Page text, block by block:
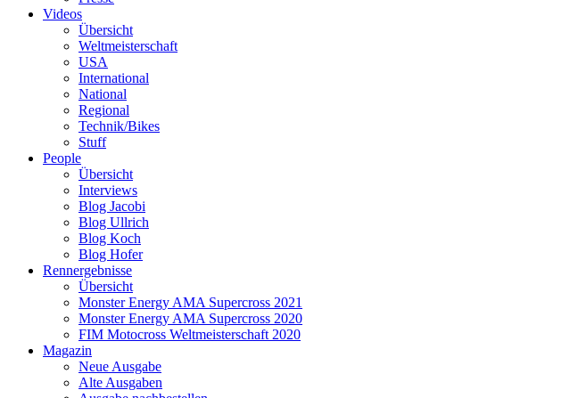
Videos
Übersicht
Weltmeisterschaft
USA
International
National
Regional
Technik/Bikes
Stuff
People
Übersicht
Interviews
Blog Jacobi
Blog Ullrich
Blog Koch
Blog Hofer
Rennergebnisse
Übersicht
Monster Energy AMA Supercross 2021
Monster Energy AMA Supercross 2020
FIM Motocross Weltmeisterschaft 2020
Magazin
Neue Ausgabe
Alte Ausgaben